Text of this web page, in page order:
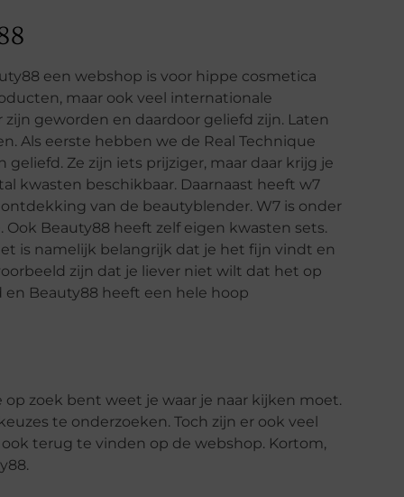
een webshop is voor hippe cosmetica
maar ook veel internationale
geworden en daardoor geliefd zijn. Laten
Als eerste hebben we de Real Technique
Ze zijn iets prijziger, maar daar krijg je
kwasten beschikbaar. Daarnaast heeft w7
van de beautyblender. W7 is onder
Beauty88 heeft zelf eigen kwasten sets.
is namelijk belangrijk dat je het fijn vindt en
zijn dat je liever niet wilt dat het op
Beauty88 heeft een hele hoop
zoek bent weet je waar je naar kijken moet.
te onderzoeken. Toch zijn er ook veel
terug te vinden op de webshop. Kortom,